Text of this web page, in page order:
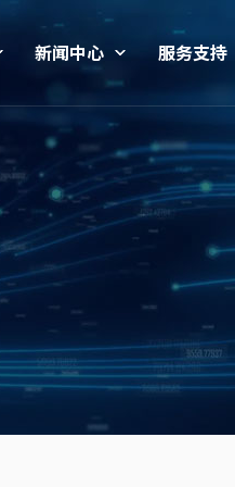
新闻中心 服务支持